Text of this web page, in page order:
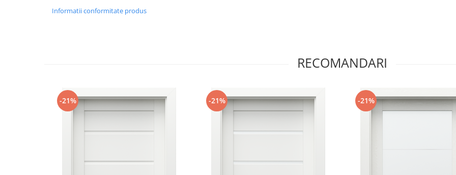
Informatii conformitate produs
RECOMANDARI
-21% -21% -21%